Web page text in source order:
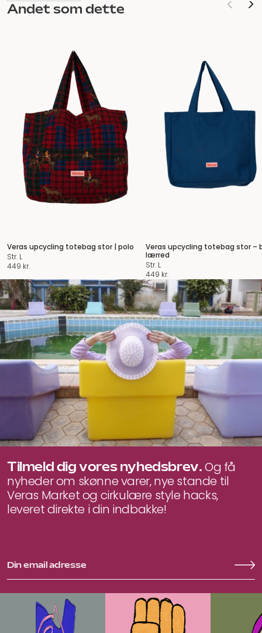
Andet som dette
Veras upcycling totebag stor | polo
Str. L
449 kr.
Veras upcycling totebag stor –
lærred
Str. L
449 kr.
Tilmeld dig vores nyhedsbrev.Og få
nyheder om skønne varer, nye stande til
Veras Market og cirkulære style hacks,
leveret direkte i din indbakke!